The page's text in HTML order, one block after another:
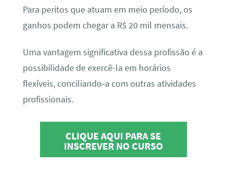
Para peritos que atuam em meio período, os
ganhos podem chegar a R$ 20 mil mensais.
Uma vantagem significativa dessa profissão é a
possibilidade de exercê-la em horários
flexíveis, conciliando-a com outras atividades
profissionais.
CLIQUE AQUI PARA SE
INSCREVER NO CURSO